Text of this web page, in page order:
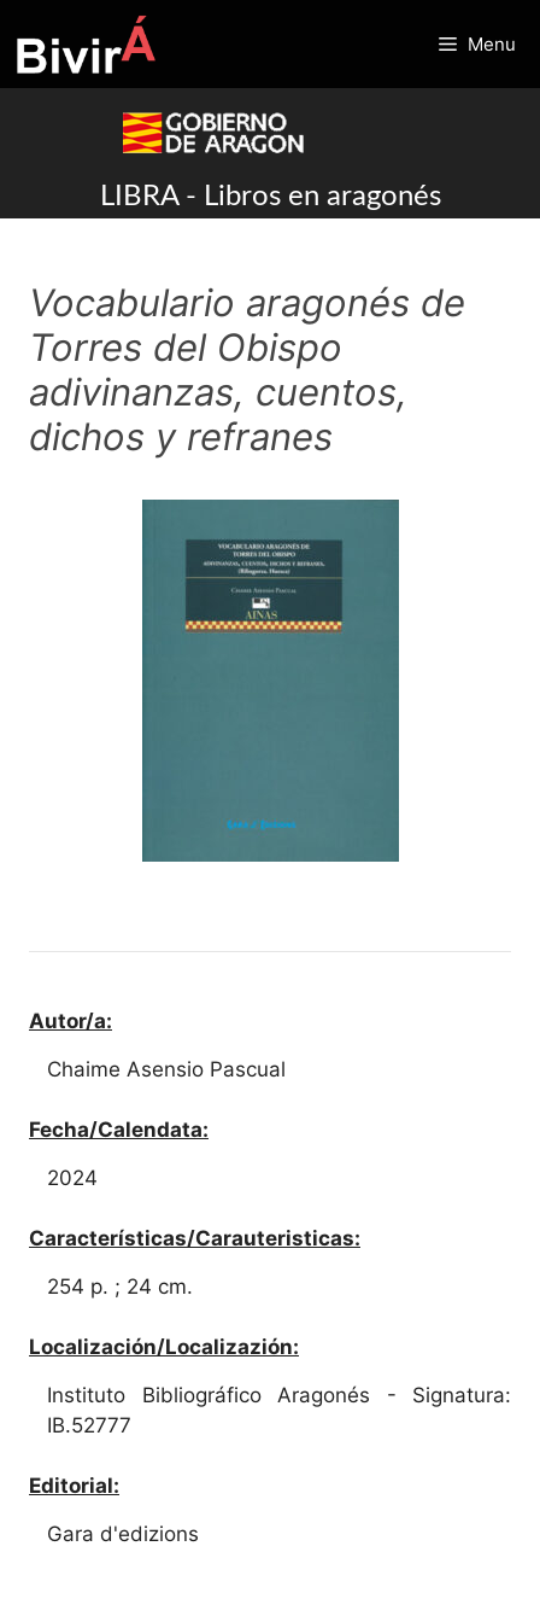
to
content
Menu
LIBRA - Libros en aragonés
Vocabulario aragonés de
Torres del Obispo
adivinanzas, cuentos,
dichos y refranes
Autor/a:
Chaime Asensio Pascual
Fecha/Calendata:
2024
Características/Carauteristicas:
254 p. ; 24 cm.
Localización/Localizazión:
Instituto Bibliográfico Aragonés - Signatura:
IB.52777
Editorial:
Gara d'edizions